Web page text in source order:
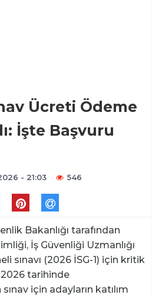
Ücreti Ödeme
İşte Başvuru
- 21:03 546
Bakanlığı tarafından
İş Güvenliği Uzmanlığı
sınavı (2026 İSG-1) için kritik
2026 tarihinde
için adayların katılım